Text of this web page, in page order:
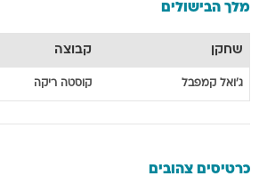
מלך הבישולים
שחקן קבוצה
ג'ואל קמפבל קוסטה ריקה
כרטיסים צהובים